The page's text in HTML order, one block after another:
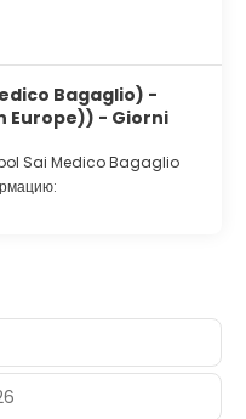
Bagaglio) -
Europe)) - Giorni
Sai Medico Bagaglio